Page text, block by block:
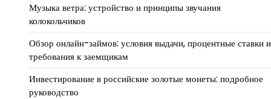
Музыка ветра: устройство и принципы звучания
колокольчиков
Обзор онлайн-займов: условия выдачи, процентные ставки и
требования к заемщикам
Инвестирование в российские золотые монеты: подробное
руководство